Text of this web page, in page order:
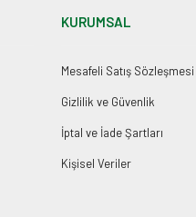
KURUMSAL
Mesafeli Satış Sözleşmesi
Gizlilik ve Güvenlik
İptal ve İade Şartları
Kişisel Veriler